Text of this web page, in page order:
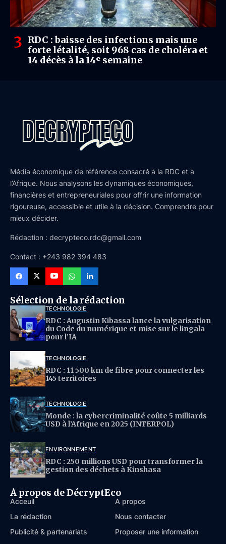
RDC : baisse des infections mais une
forte létalité, soit 968 cas de choléra et
14 décès à la 14ᵉ semaine
Média économique de référence consacré à la RDC et à
l’Afrique. Nous analysons les dynamiques économiques,
financières et entrepreneuriales pour offrir une information
rigoureuse, accessible et utile à la décision. Comprendre pour
mieux décider.
Rédaction : decrypteco.rdc@gmail.com
Contact : +243 982 394 483
Sélection de la rédaction
TECHNOLOGIE
RDC : Augustin Kibassa lance la vulgarisation
du Code du numérique et mise sur le lingala
pour l’IA
TECHNOLOGIE
RDC : 11 500 km de fibre pour connecter les
145 territoires
TECHNOLOGIE
Monde : la cybercriminalité coûte 5 milliards
USD à l’Afrique en 2025 (INTERPOL)
ENVIRONNEMENT
RDC : 250 millions USD pour transformer la
gestion des déchets à Kinshasa
À propos de DécryptEco
Acceuil
À propos
La rédaction
Nous contacter
Publicité & partenariats
Proposer une information